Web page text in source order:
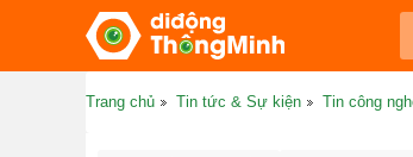
Trang chủ Tin tức & Sự kiện Tin công